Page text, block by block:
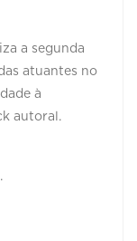
a segunda
atuantes no
à
autoral.